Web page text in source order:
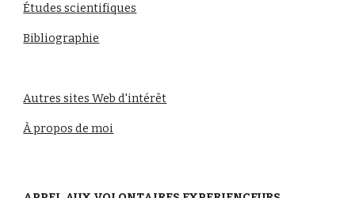
Études scientifiques
Bibliographie
Autres sites Web d'intérêt
À propos de moi